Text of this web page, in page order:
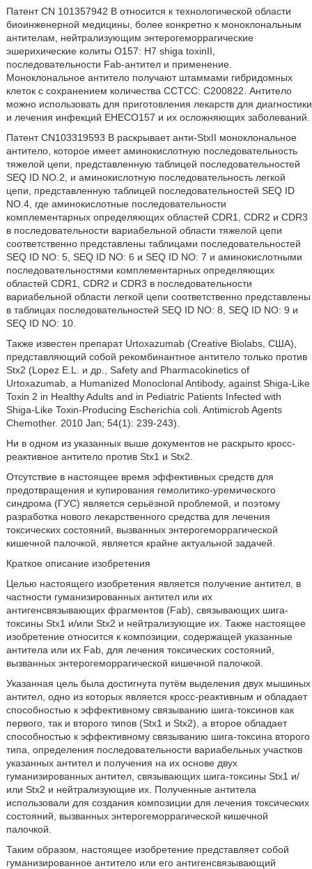
Патент CN 101357942 B относится к технологической области
биоинженерной медицины, более конкретно к моноклональным
антителам, нейтрализующим энтерогеморрагические
эшерихические колиты O157: H7 shiga toxinII,
последовательности Fab-антител и применение.
Моноклональное антитело получают штаммами гибридомных
клеток с сохранением количества CCTCC: C200822. Антитело
можно использовать для приготовления лекарств для диагностики
и лечения инфекций EHECO157 и их осложняющих заболеваний.
Патент CN103319593 B раскрывает анти-StxII моноклональное
антитело, которое имеет аминокислотную последовательность
тяжелой цепи, представленную таблицей последовательностей
SEQ ID NO.2, и аминокислотную последовательность легкой
цепи, представленную таблицей последовательностей SEQ ID
NO.4, где аминокислотные последовательности
комплементарных определяющих областей CDR1, CDR2 и CDR3
в последовательности вариабельной области тяжелой цепи
соответственно представлены таблицами последовательностей
SEQ ID NO: 5, SEQ ID NO: 6 и SEQ ID NO: 7 и аминокислотными
последовательностями комплементарных определяющих
областей CDR1, CDR2 и CDR3 в последовательности
вариабельной области легкой цепи соответственно представлены
в таблицах последовательностей SEQ ID NO: 8, SEQ ID NO: 9 и
SEQ ID NO: 10.
Также известен препарат Urtoxazumab (Creative Biolabs, США),
представляющий собой рекомбинантное антитело только против
Stx2 (Lopez E.L. и др., Safety and Pharmacokinetics of
Urtoxazumab, a Humanized Monoclonal Antibody, against Shiga-Like
Toxin 2 in Healthy Adults and in Pediatric Patients Infected with
Shiga-Like Toxin-Producing Escherichia coli. Antimicrob Agents
Chemother. 2010 Jan; 54(1): 239-243).
Ни в одном из указанных выше документов не раскрыто кросс-
реактивное антитело против Stx1 и Stx2.
Отсутствие в настоящее время эффективных средств для
предотвращения и купирования гемолитико-уремического
синдрома (ГУС) является серьёзной проблемой, и поэтому
разработка нового лекарственного средства для лечения
токсических состояний, вызванных энтерогеморрагической
кишечной палочкой, является крайне актуальной задачей.
Краткое описание изобретения
Целью настоящего изобретения является получение антител, в
частности гуманизированных антител или их
антигенсвязывающих фрагментов (Fab), связывающих шига-
токсины Stx1 и/или Stx2 и нейтрализующие их. Также настоящее
изобретение относится к композиции, содержащей указанные
антитела или их Fab, для лечения токсических состояний,
вызванных энтерогеморрагической кишечной палочкой.
Указанная цель была достигнута путём выделения двух мышиных
антител, одно из которых является кросс-реактивным и обладает
способностью к эффективному связыванию шига-токсинов как
первого, так и второго типов (Stx1 и Stx2), а второе обладает
способностью к эффективному связыванию шига-токсина второго
типа, определения последовательности вариабельных участков
указанных антител и получения на их основе двух
гуманизированных антител, связывающих шига-токсины Stx1 и/
или Stx2 и нейтрализующие их. Полученные антитела
использовали для создания композиции для лечения токсических
состояний, вызванных энтерогеморрагической кишечной
палочкой.
Таким образом, настоящее изобретение представляет собой
гуманизированное антитело или его антигенсвязывающий